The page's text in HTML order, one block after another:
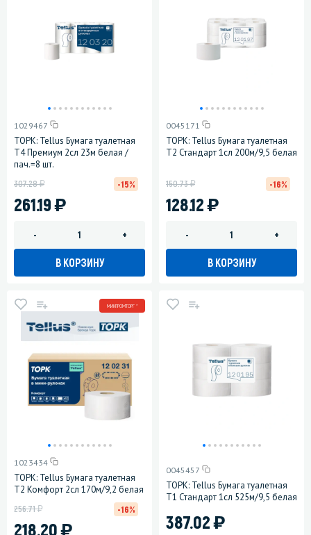
1029467
ТОРК: Tellus Бумага туалетная
T4 Премиум 2сл 23м белая /
пач.=8 шт.
261.19)
307.28у -15%
- +
В КОРЗИНУ
0045171
ТОРК: Tellus Бумага туалетная
T2 Стандарт 1сл 200м/9,5 белая
128.12)
150.73у -16%
- +
В КОРЗИНУ
МИНПРОМТОРГ *
1023434
ТОРК: Tellus Бумага туалетная
T2 Комфорт 2сл 170м/9,2 белая
218.20)
256.71у -16%
0045457
ТОРК: Tellus Бумага туалетная
T1 Стандарт 1сл 525м/9,5 белая
387.02)